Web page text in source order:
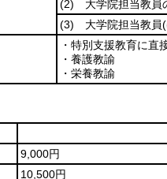
(2) 大学院担当教員
(3) 大学院担当教員(
・特別支援教育に直
・養護教諭
・栄養教諭
9,000円
10,500円